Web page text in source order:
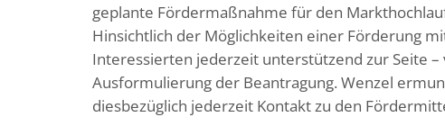
geplante Fördermaßnahme für den
Hinsichtlich der Möglichkeiten einer Förderung
Interessierten jederzeit unterstützend zur Seite
Ausformulierung der Beantragung. Wenzel
diesbezüglich jederzeit Kontakt zu den